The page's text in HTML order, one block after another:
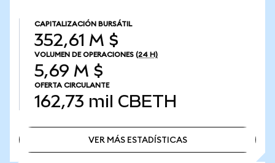
CAPITALIZACIÓN BURSÁTIL
352,61 M $
VOLUMEN DE OPERACIONES (24 H)
5,69 M $
OFERTA CIRCULANTE
162,73 mil CBETH
VER MÁS ESTADÍSTICAS